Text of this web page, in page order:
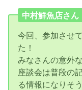
中村鮮魚店さん
今回、参加させ
た！
みなさんの意外
座談会は普段の
る情報になりそ